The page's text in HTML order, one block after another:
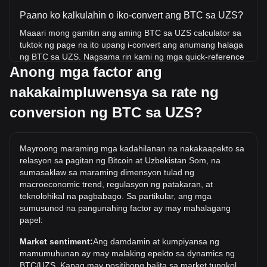
Paano ko kalkulahin o iko-convert ang BTC sa UZS?
Maaari mong gamitin ang aming BTC sa UZS calculator sa
tuktok ng page na ito upang i-convert ang anumang halaga
ng BTC sa UZS. Nagsama rin kami ng mga quick-reference
na talahanayan para sa mga pinakasikat na conversion.
Halimbawa, ang 5 UZS ay katumbas ng 0.{8}6562 BTC,
habang ang 5 BTC ay nagkakahalaga ng
Ang all-time high price ng 1 BTC sa UZS ay
so'm1,506,132,320.09. Ito ay nananatiling upang makita
kung ang halaga ng 1 BTC/UZS ay lalampas sa
kasalukuyang mataas sa lahat ng oras.
Ano ang trend ng presyo ng sa UZS?
ay tumaas ng 0.02%. Sa nakalipas na buwan, ang
exchange rate ng Bitcoin (BTC) ay bumaba ng 0.66% laban
Anong mga factor ang
nakakaimpluwensya sa rate ng
conversion ng BTC sa UZS?
Mayroong maraming mga kadahilanan na nakakaapekto sa
relasyon sa pagitan ng Bitcoin at Uzbekistan Som, na
sumasaklaw sa maraming dimensyon tulad ng
macroeconomic trend, regulasyon ng patakaran, at
teknolohikal na pagbabago. Sa partikular, ang mga
sumusunod na pangunahing factor ay may mahalagang
papel:
Market sentiment:Ang damdamin at kumpiyansa ng
mamumuhunan ay may malaking epekto sa dynamics ng